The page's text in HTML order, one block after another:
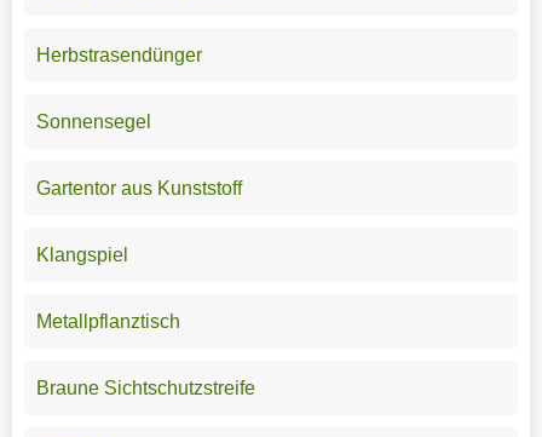
Herbstrasendünger
Sonnensegel
Gartentor aus Kunststoff
Klangspiel
Metallpflanztisch
Braune Sichtschutzstreife